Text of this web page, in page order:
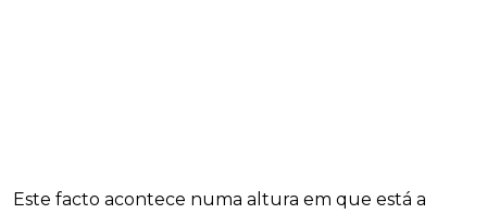
Este facto acontece numa altura em que está a